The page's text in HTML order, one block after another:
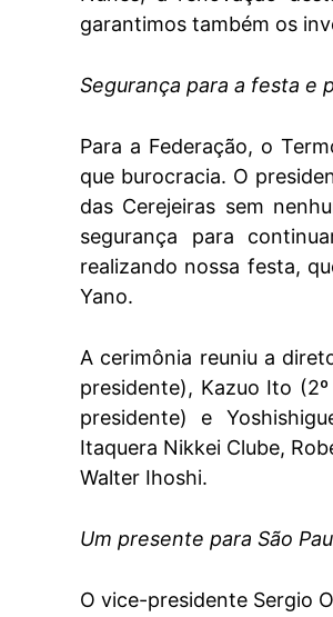
garantimos também os
Segurança para a festa e
Para a Federação, o
que burocracia. O
das Cerejeiras sem
segurança para
realizando nossa festa,
Yano.
A cerimônia reuniu a
presidente), Kazuo Ito
presidente) e
Itaquera Nikkei Clube,
Walter Ihoshi.
Um presente para São
O vice-presidente Sergio